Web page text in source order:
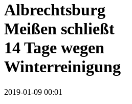
Albrechtsburg
Meißen schließt
14 Tage wegen
Winterreinigung
2019-01-09 00:01